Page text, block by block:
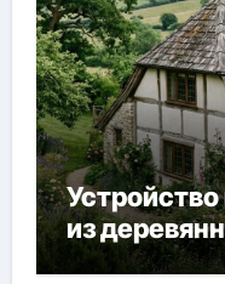
Устройство
из